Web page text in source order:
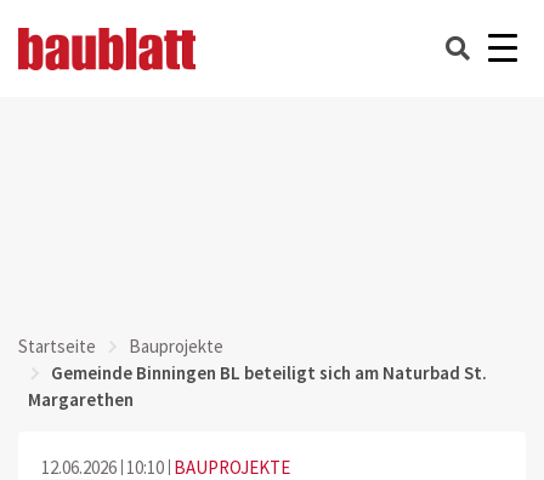
Startseite
Bauprojekte
Gemeinde Binningen BL beteiligt sich am Naturbad St.
Margarethen
12.06.2026 10:10 BAUPROJEKTE